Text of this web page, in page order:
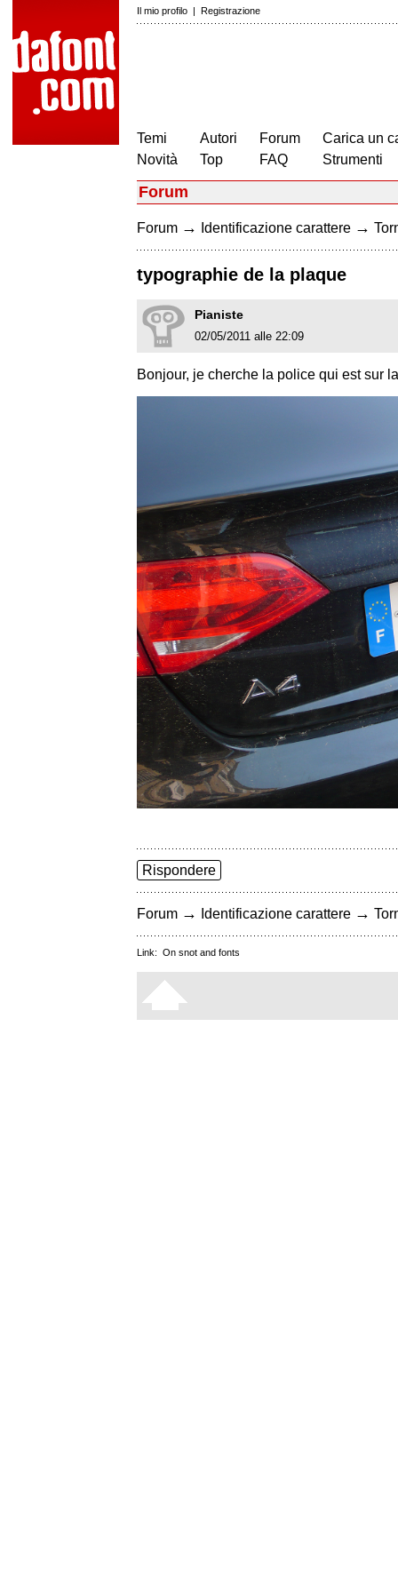
Il mio profilo | Registrazione
Temi
Novità
Autori
Top
Forum
FAQ
Carica un
Strumenti
Forum
Forum → Identificazione carattere →
typographie de la plaque
Pianiste
02/05/2011 alle 22:09
Bonjour, je cherche la police qui est sur
Rispondere
Forum → Identificazione carattere →
Link: On snot and fonts